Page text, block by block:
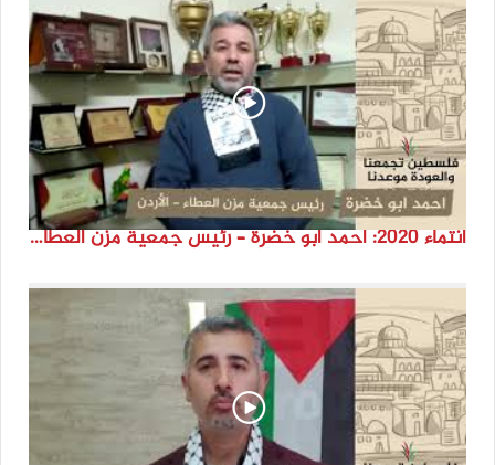
انتماء 2020: احمد ابو خضرة – رئيس جمعية مزن العطاء – الأردن